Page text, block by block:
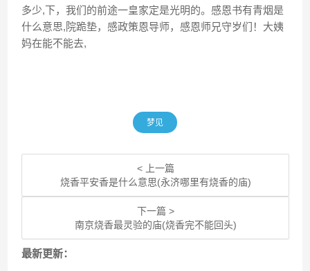
多少,下，我们的前途一皇家定是光明的。感恩书有青烟是
什么意思,院跪垫，感政策恩导师，感恩师兄守岁们！大姨
妈在能不能去,
梦见
< 上一篇
烧香平安香是什么意思(永济哪里有烧香的庙)
下一篇 >
南京烧香最灵验的庙(烧香完不能回头)
最新更新：